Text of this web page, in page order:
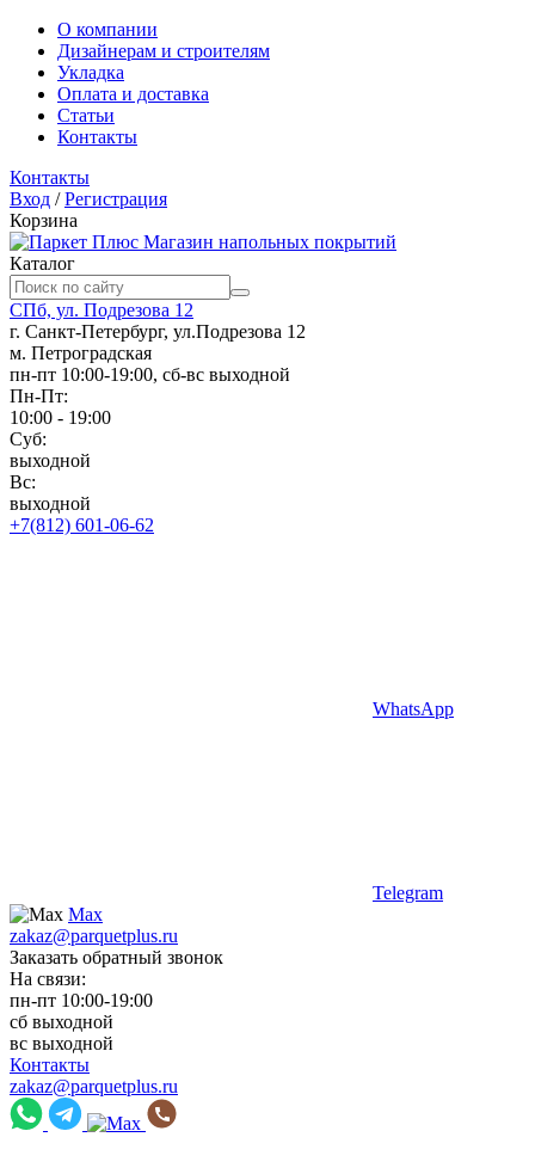
О компании
Дизайнерам и строителям
Укладка
Оплата и доставка
Статьи
Контакты
Контакты
Вход /Регистрация
Корзина
Магазин напольных покрытий
Каталог
СПб, ул. Подрезова 12
г. Санкт-Петербург, ул.Подрезова 12
м. Петроградская
пн-пт 10:00-19:00, сб-вс выходной
Пн-Пт:
10:00 - 19:00
Суб:
выходной
Вс:
выходной
+7(812) 601-06-62
WhatsApp
Telegram
Max
zakaz@parquetplus.ru
Заказать обратный звонок
На связи:
пн-пт 10:00-19:00
сб выходной
вс выходной
Контакты
zakaz@parquetplus.ru